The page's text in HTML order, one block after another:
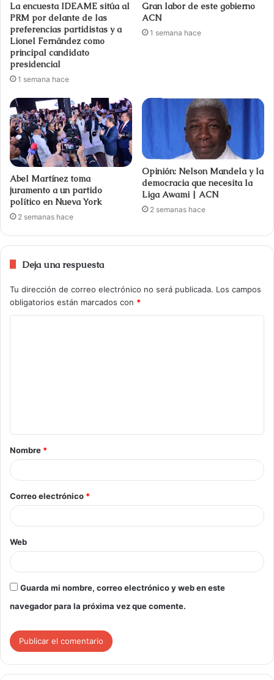
La encuesta IDEAME sitúa al
PRM por delante de las
preferencias partidistas y a
Lionel Fernández como
principal candidato
presidencial
1 semana hace
Gran labor de este gobierno
ACN
1 semana hace
Abel Martínez toma
juramento a un partido
político en Nueva York
2 semanas hace
Opinión: Nelson Mandela y la
democracia que necesita la
Liga Awami | ACN
2 semanas hace
Deja una respuesta
Tu dirección de correo electrónico no será publicada. Los campos
obligatorios están marcados con *
Nombre *
Correo electrónico *
Web
Guarda mi nombre, correo electrónico y web en este
navegador para la próxima vez que comente.